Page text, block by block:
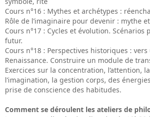
Cours n°16 : Mythes et archétypes :
Rôle de l’imaginaire pour devenir : mythe
Cours n°17 : Cycles et évolution. Scénarios
futur.
Cours n°18 : Perspectives historiques :
Renaissance. Construire un module de
Exercices sur la concentration, l’attention,
l’imagination, la gestion corps, des
prise de conscience des habitudes.
Comment se déroulent les ateliers de